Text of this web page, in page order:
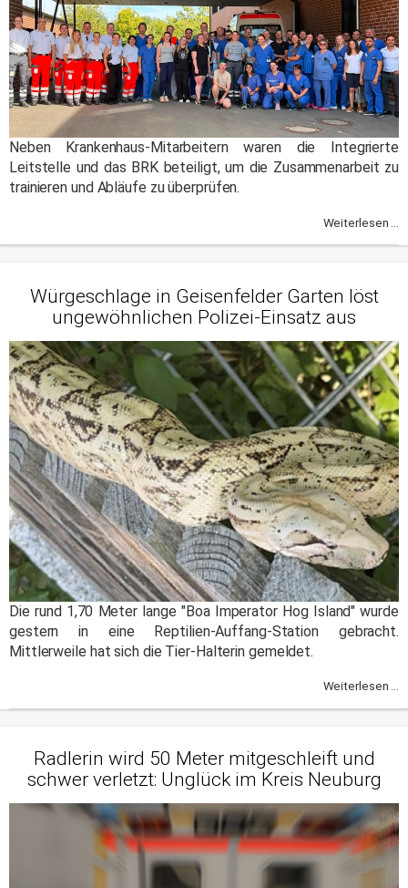
Neben Krankenhaus-Mitarbeitern waren die Integrierte
Leitstelle und das BRK beteiligt, um die Zusammenarbeit zu
trainieren und Abläufe zu überprüfen.
Weiterlesen ...
Würgeschlage in Geisenfelder Garten löst
ungewöhnlichen Polizei-Einsatz aus
Die rund 1,70 Meter lange "Boa Imperator Hog Island" wurde
gestern in eine Reptilien-Auffang-Station gebracht.
Mittlerweile hat sich die Tier-Halterin gemeldet.
Weiterlesen ...
Radlerin wird 50 Meter mitgeschleift und
schwer verletzt: Unglück im Kreis Neuburg